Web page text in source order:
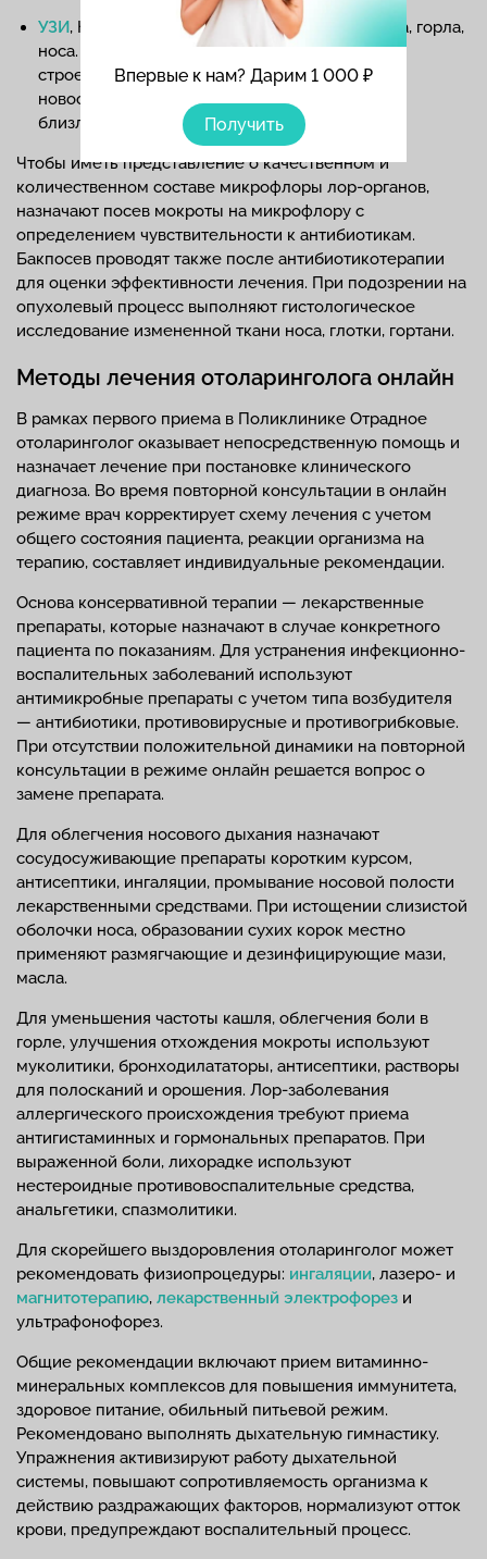
Впервые к нам? Дарим 1 000 ₽
Получить
УЗИ, КТ, МРТ или рентгенография структур уха, горла,
носа. Детальная визуализация особенностей
строения лор-органов, наличия воспалений и
новообразований, их распространение на
близлежащие структуры.
Чтобы иметь представление о качественном и
количественном составе микрофлоры лор-органов,
назначают посев мокроты на микрофлору с
определением чувствительности к антибиотикам.
Бакпосев проводят также после антибиотикотерапии
для оценки эффективности лечения. При подозрении на
опухолевый процесс выполняют гистологическое
исследование измененной ткани носа, глотки, гортани.
Методы лечения отоларинголога онлайн
В рамках первого приема в Поликлинике Отрадное
отоларинголог оказывает непосредственную помощь и
назначает лечение при постановке клинического
диагноза. Во время повторной консультации в онлайн
режиме врач корректирует схему лечения с учетом
общего состояния пациента, реакции организма на
терапию, составляет индивидуальные рекомендации.
Основа консервативной терапии — лекарственные
препараты, которые назначают в случае конкретного
пациента по показаниям. Для устранения инфекционно-
воспалительных заболеваний используют
антимикробные препараты с учетом типа возбудителя
— антибиотики, противовирусные и противогрибковые.
При отсутствии положительной динамики на повторной
консультации в режиме онлайн решается вопрос о
замене препарата.
Для облегчения носового дыхания назначают
сосудосуживающие препараты коротким курсом,
антисептики, ингаляции, промывание носовой полости
лекарственными средствами. При истощении слизистой
оболочки носа, образовании сухих корок местно
применяют размягчающие и дезинфицирующие мази,
масла.
Для уменьшения частоты кашля, облегчения боли в
горле, улучшения отхождения мокроты используют
муколитики, бронходилататоры, антисептики, растворы
для полосканий и орошения. Лор-заболевания
аллергического происхождения требуют приема
антигистаминных и гормональных препаратов. При
выраженной боли, лихорадке используют
нестероидные противовоспалительные средства,
анальгетики, спазмолитики.
Для скорейшего выздоровления отоларинголог может
рекомендовать физиопроцедуры: ингаляции, лазеро- и
магнитотерапию, лекарственный электрофорез и
ультрафонофорез.
Общие рекомендации включают прием витаминно-
минеральных комплексов для повышения иммунитета,
здоровое питание, обильный питьевой режим.
Рекомендовано выполнять дыхательную гимнастику.
Упражнения активизируют работу дыхательной
системы, повышают сопротивляемость организма к
действию раздражающих факторов, нормализуют отток
крови, предупреждают воспалительный процесс.